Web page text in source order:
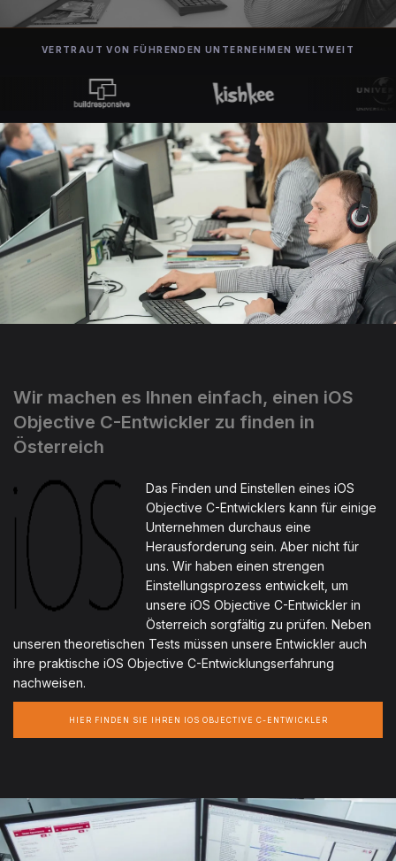
VERTRAUT VON FÜHRENDEN UNTERNEHMEN WELTWEIT
Wir machen es Ihnen einfach, einen iOS
Objective C-Entwickler zu finden in
Österreich
Das Finden und Einstellen eines iOS
Objective C-Entwicklers kann für einige
Unternehmen durchaus eine
Herausforderung sein. Aber nicht für
uns. Wir haben einen strengen
Einstellungsprozess entwickelt, um
unsere iOS Objective C-Entwickler in
Österreich sorgfältig zu prüfen. Neben
unseren theoretischen Tests müssen unsere Entwickler auch
ihre praktische iOS Objective C-Entwicklungserfahrung
nachweisen.
HIER FINDEN SIE IHREN IOS OBJECTIVE C-ENTWICKLER